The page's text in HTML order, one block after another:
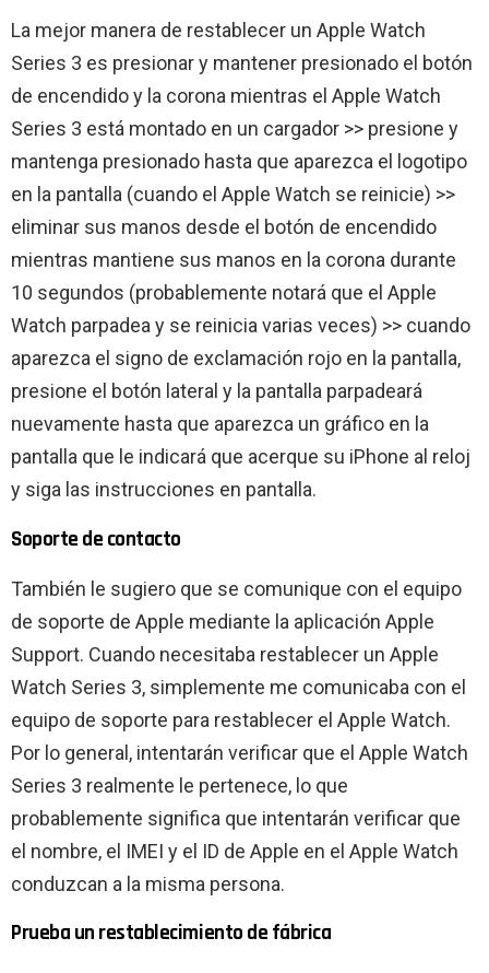
La mejor manera de restablecer un Apple Watch
Series 3 es presionar y mantener presionado el botón
de encendido y la corona mientras el Apple Watch
Series 3 está montado en un cargador >> presione y
mantenga presionado hasta que aparezca el logotipo
en la pantalla (cuando el Apple Watch se reinicie) >>
eliminar sus manos desde el botón de encendido
mientras mantiene sus manos en la corona durante
10 segundos (probablemente notará que el Apple
Watch parpadea y se reinicia varias veces) >> cuando
aparezca el signo de exclamación rojo en la pantalla,
presione el botón lateral y la pantalla parpadeará
nuevamente hasta que aparezca un gráfico en la
pantalla que le indicará que acerque su iPhone al reloj
y siga las instrucciones en pantalla.
Soporte de contacto
También le sugiero que se comunique con el equipo
de soporte de Apple mediante la aplicación Apple
Support. Cuando necesitaba restablecer un Apple
Watch Series 3, simplemente me comunicaba con el
equipo de soporte para restablecer el Apple Watch.
Por lo general, intentarán verificar que el Apple Watch
Series 3 realmente le pertenece, lo que
probablemente significa que intentarán verificar que
el nombre, el IMEI y el ID de Apple en el Apple Watch
conduzcan a la misma persona.
Prueba un restablecimiento de fábrica